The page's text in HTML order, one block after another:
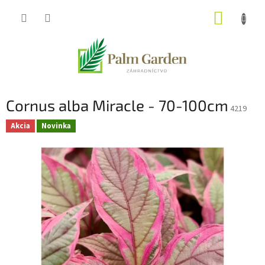
Cornus alba Miracle - 70-100cm 4219
Akcia Novinka